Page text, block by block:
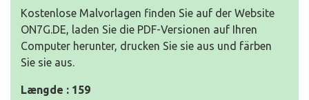
Kostenlose Malvorlagen finden Sie auf der Website
ON7G.DE, laden Sie die PDF-Versionen auf Ihren
Computer herunter, drucken Sie sie aus und färben
Sie sie aus.
Længde : 159